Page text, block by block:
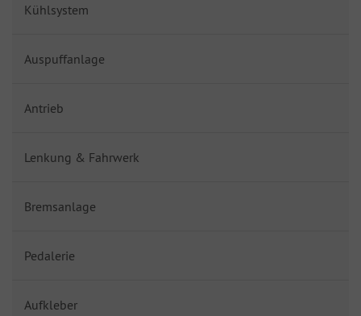
Kühlsystem
Auspuffanlage
Antrieb
Lenkung & Fahrwerk
Bremsanlage
Pedalerie
Aufkleber